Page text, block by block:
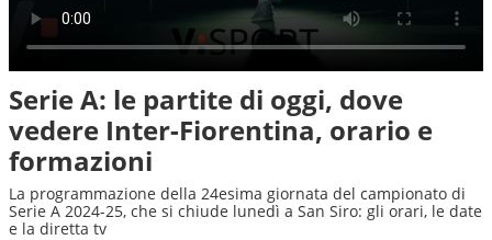
Serie A: le partite di oggi, dove
vedere Inter-Fiorentina, orario e
formazioni
La programmazione della 24esima giornata del campionato di
Serie A 2024-25, che si chiude lunedì a San Siro: gli orari, le date
e la diretta tv